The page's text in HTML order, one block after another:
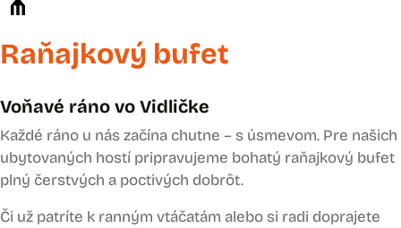
Raňajkový bufet
Voňavé ráno vo Vidličke
Každé ráno u nás začína chutne – s úsmevom. Pre našich
ubytovaných hostí pripravujeme bohatý raňajkový bufet
plný čerstvých a poctivých dobrôt.
Či už patríte k ranným vtáčatám alebo si radi doprajete